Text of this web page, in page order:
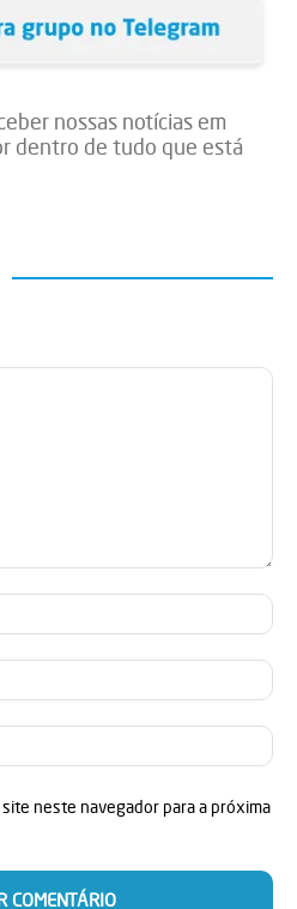
nossas notícias em
dentro de tudo que está
E-
neste navegador para a próxima